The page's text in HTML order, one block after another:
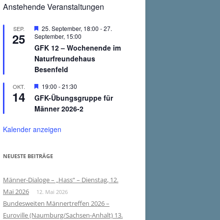
Anstehende Veranstaltungen
SEP.
25
Hervorgehoben
25. September, 18:00 -27.
September, 15:00
GFK 12 – Wochenende im
Naturfreundehaus
Besenfeld
OKT.
14
Hervorgehoben
19:00 -21:30
GFK-Übungsgruppe für
Männer 2026-2
Kalender anzeigen
NEUESTE BEITRÄGE
Männer-Dialoge – „Hass“ – Dienstag, 12.
Mai 2026
12. Mai 2026
Bundesweiten Männertreffen 2026 –
Euroville (Naumburg/Sachsen-Anhalt) 13.